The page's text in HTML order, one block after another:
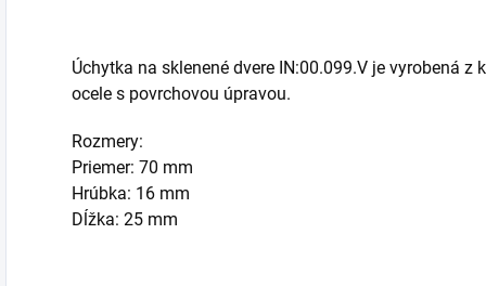
Úchytka na sklenené dvere IN:00.099.V je vyrobená
ocele s povrchovou úpravou.
Rozmery:
Priemer: 70 mm
Hrúbka: 16 mm
Dĺžka: 25 mm